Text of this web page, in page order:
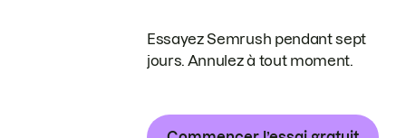
Essayez Semrush pendant sept
jours. Annulez à tout moment.